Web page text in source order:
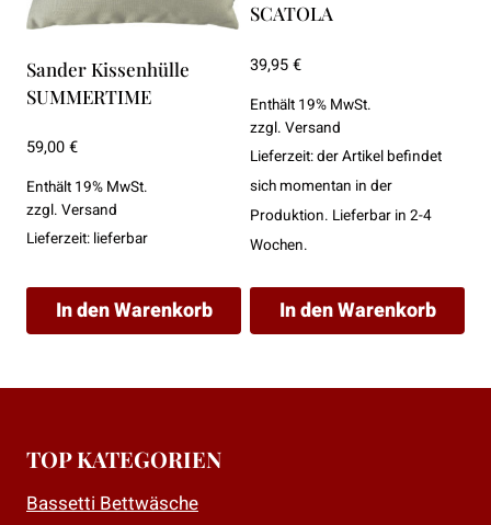
Sander Kissenhülle
SUMMERTIME
59,00€
Enthält 19% MwSt.
zzgl. Versand
Lieferzeit: lieferbar
In den Warenkorb
SCATOLA
39,95€
Enthält 19% MwSt.
zzgl. Versand
Lieferzeit: der Artikel befindet
sich momentan in der
Produktion. Lieferbar in 2-4
Wochen.
In den Warenkorb
TOP KATEGORIEN
Bassetti Bettwäsche